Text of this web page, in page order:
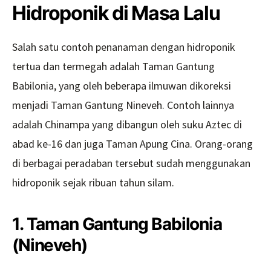
Hidroponik di Masa Lalu
Salah satu contoh penanaman dengan hidroponik
tertua dan termegah adalah Taman Gantung
Babilonia, yang oleh beberapa ilmuwan dikoreksi
menjadi Taman Gantung Nineveh. Contoh lainnya
adalah Chinampa yang dibangun oleh suku Aztec di
abad ke-16 dan juga Taman Apung Cina. Orang-orang
di berbagai peradaban tersebut sudah menggunakan
hidroponik sejak ribuan tahun silam.
1. Taman Gantung Babilonia
(Nineveh)